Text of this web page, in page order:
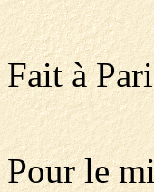
Fait à
Pour le